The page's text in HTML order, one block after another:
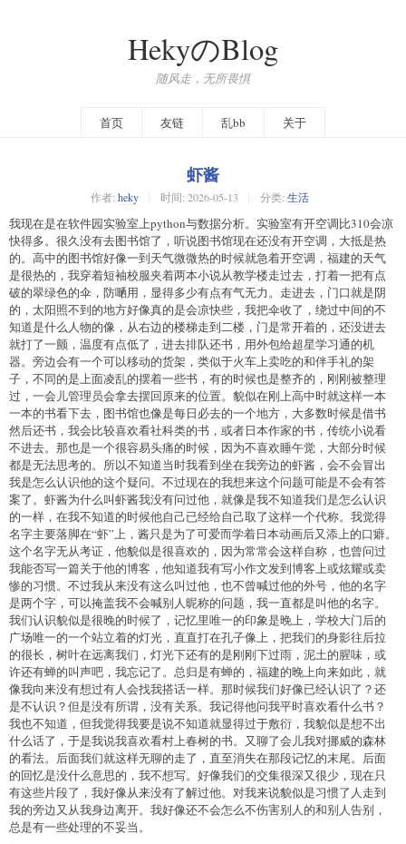
HekyのBlog
随风走，无所畏惧
首页 友链 乱bb 关于
虾酱
作者: heky 时间: 2026-05-13 分类: 生活
我现在是在软件园实验室上python与数据分析。实验室有开空调比310会凉
快得多。很久没有去图书馆了，听说图书馆现在还没有开空调，大抵是热
的。高中的图书馆好像一到天气微微热的时候就急着开空调，福建的天气
是很热的，我穿着短袖校服夹着两本小说从教学楼走过去，打着一把有点
破的翠绿色的伞，防嗮用，显得多少有点有气无力。走进去，门口就是阴
的，太阳照不到的地方好像真的是会凉快些，我把伞收了，绕过中间的不
知道是什么人物的像，从右边的楼梯走到二楼，门是常开着的，还没进去
就打了一颤，温度有点低了，进去排队还书，用外包给超星学习通的机
器。旁边会有一个可以移动的货架，类似于火车上卖吃的和伴手礼的架
子，不同的是上面凌乱的摆着一些书，有的时候也是整齐的，刚刚被整理
过，一会儿管理员会拿去摆回原来的位置。貌似在刚上高中时就这样一本
一本的书看下去，图书馆也像是每日必去的一个地方，大多数时候是借书
然后还书，我会比较喜欢看社科类的书，或者日本作家的书，传统小说看
不进去。那也是一个很容易头痛的时候，因为不喜欢睡午觉，大部分时候
都是无法思考的。所以不知道当时我看到坐在我旁边的虾酱，会不会冒出
我是怎么认识他的这个疑问。不过现在的我想来这个问题可能是不会有答
案了。虾酱为什么叫虾酱我没有问过他，就像是我不知道我们是怎么认识
的一样，在我不知道的时候他自己已经给自己取了这样一个代称。我觉得
名字主要落脚在“虾”上，酱只是为了可爱而学着日本动画后又添上的口癖。
这个名字无从考证，他貌似是很喜欢的，因为常常会这样自称，也曾问过
我能否写一篇关于他的博客，他知道我有写小作文发到博客上或炫耀或卖
惨的习惯。不过我从来没有这么叫过他，也不曾喊过他的外号，他的名字
是两个字，可以掩盖我不会喊别人昵称的问题，我一直都是叫他的名字。
我们认识貌似是很晚的时候了，记忆里唯一的印象是晚上，学校大门后的
广场唯一的一个站立着的灯光，直直打在孔子像上，把我们的身影往后拉
的很长，树叶在远离我们，灯光下还有的是刚刚下过雨，泥土的腥味，或
许还有蝉的叫声吧，我忘记了。总归是有蝉的，福建的晚上向来如此，就
像我向来没有想过有人会找我搭话一样。那时候我们好像已经认识了？还
是不认识？但是没有所谓，没有关系。我记得他问我平时喜欢看什么书？
我也不知道，但我觉得我要是说不知道就显得过于敷衍，我貌似是想不出
什么话了，于是我说我喜欢看村上春树的书。又聊了会儿我对挪威的森林
的看法。后面我们就这样无聊的走了，直至消失在那段记忆的末尾。后面
的回忆是没什么意思的，我不想写。好像我们的交集很深又很少，现在只
有这些片段了，我好像从来没有了解过他。对我来说貌似是习惯了人走到
我的旁边又从我身边离开。我好像还不会怎么不伤害别人的和别人告别，
总是有一些处理的不妥当。